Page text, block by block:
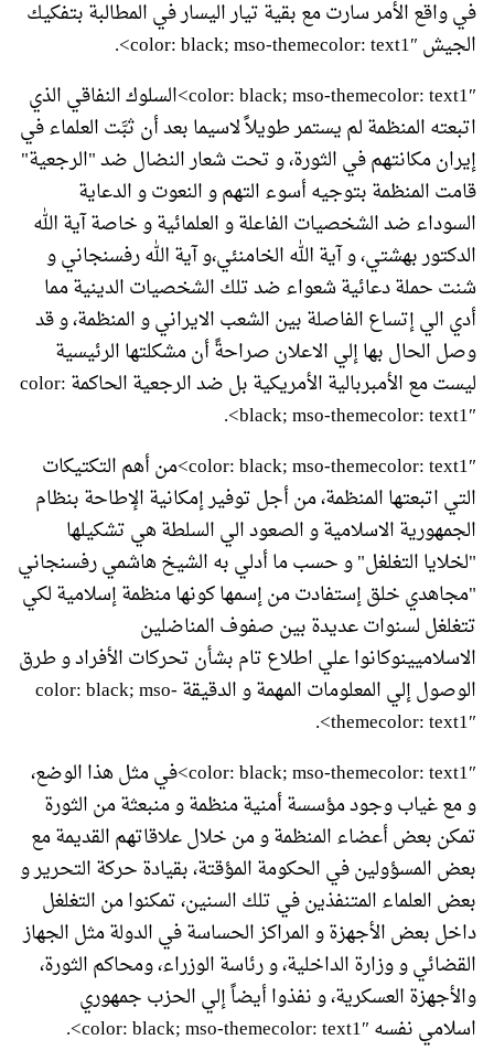
في واقع الأمر سارت مع بقية تيار اليسار في المطالبة بتفكيك
الجيش color: black; mso-themecolor: text1″>.
color: black; mso-themecolor: text1″>السلوك النفاقي الذي
اتبعته المنظمة لم يستمر طويلاً لاسيما بعد أن ثبَّت العلماء في
إيران مكانتهم في الثورة، و تحت شعار النضال ضد "الرجعية"
قامت المنظمة بتوجيه أسوء التهم و النعوت و الدعاية
السوداء ضد الشخصيات الفاعلة و العلمائية و خاصة آية الله
الدكتور بهشتي، و آية الله الخامنئي،و آية الله رفسنجاني و
شنت حملة دعائية شعواء ضد تلك الشخصيات الدينية مما
أدي الي إتساع الفاصلة بين الشعب الايراني و المنظمة، و قد
وصل الحال بها إلي الاعلان صراحةً أن مشكلتها الرئيسية
ليست مع الأمبربالية الأمريكية بل ضد الرجعية الحاكمة color:
black; mso-themecolor: text1″>.
color: black; mso-themecolor: text1″>من أهم التكتيكات
التي اتبعتها المنظمة، من أجل توفير إمكانية الإطاحة بنظام
الجمهورية الاسلامية و الصعود الي السلطة هي تشكيلها
"لخلايا التغلغل" و حسب ما أدلي به الشيخ هاشمي رفسنجاني
"مجاهدي خلق إستفادت من إسمها كونها منظمة إسلامية لكي
تتغلغل لسنوات عديدة بين صفوف المناضلين
الاسلاميينوكانوا علي اطلاع تام بشأن تحركات الأفراد و طرق
الوصول إلي المعلومات المهمة و الدقيقة color: black; mso-
themecolor: text1″>.
color: black; mso-themecolor: text1″>في مثل هذا الوضع،
و مع غياب وجود مؤسسة أمنية منظمة و منبعثة من الثورة
تمكن بعض أعضاء المنظمة و من خلال علاقاتهم القديمة مع
بعض المسؤولين في الحكومة المؤقتة، بقيادة حركة التحرير و
بعض العلماء المتنفذين في تلك السنين، تمكنوا من التغلغل
داخل بعض الأجهزة و المراكز الحساسة في الدولة مثل الجهاز
القضائي و وزارة الداخلية، و رئاسة الوزراء، ومحاكم الثورة،
والأجهزة العسكرية، و نفذوا أيضاً إلي الحزب جمهوري
اسلامي نفسه color: black; mso-themecolor: text1″>.